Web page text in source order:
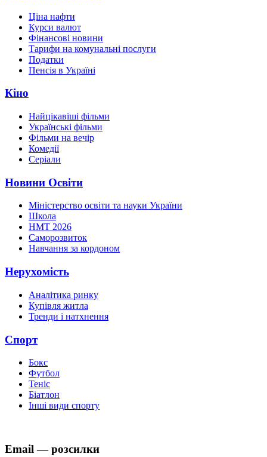
Ціна нафти
Курси валют
Фінансові новини
Тарифи на комунальні послуги
Податки
Пенсія в Україні
Кіно
Найцікавіші фільми
Українські фільми
Фільми на вечір
Комедії
Серіали
Новини Освіти
Міністерство освіти та науки України
Школа
НМТ 2026
Саморозвиток
Навчання за кордоном
Нерухомість
Аналітика ринку
Купівля житла
Тренди і натхнення
Спорт
Бокс
Футбол
Теніс
Біатлон
Інші види спорту
Email — розсилки